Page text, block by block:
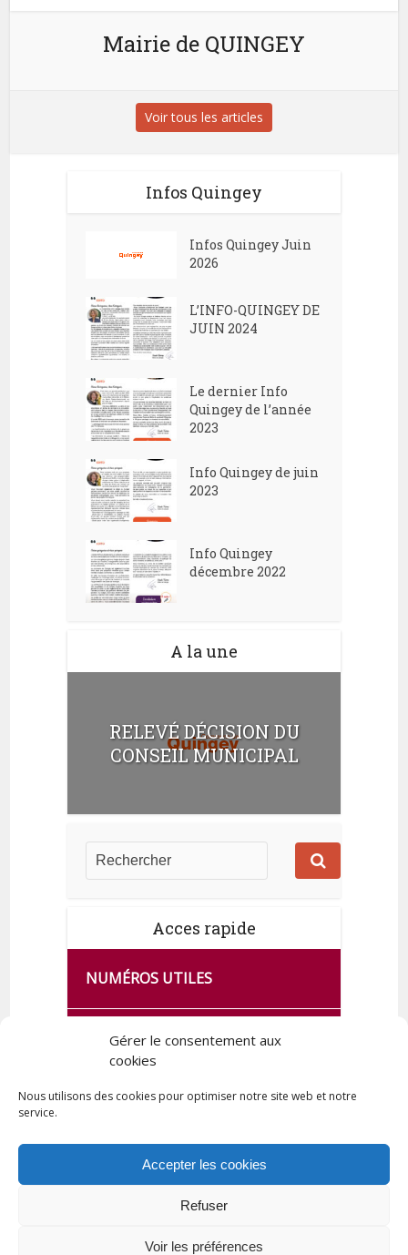
Gérer le consentement aux
cookies
Nous utilisons des cookies pour optimiser notre site web et notre
service.
Accepter les cookies
Refuser
Voir les préférences
Mairie de QUINGEY
Voir tous les articles
Infos Quingey
Infos Quingey Juin
2026
L’INFO-QUINGEY DE
JUIN 2024
Le dernier Info
Quingey de l’année
2023
Info Quingey de juin
2023
Info Quingey
décembre 2022
A la une
RELEVÉ DÉCISION DU
CONSEIL MUNICIPAL
Acces rapide
NUMÉROS UTILES
CA SE PASSE À FRANCE SERVICES
DE QUINGEY
Tous droits réservés © 2023 Commune de Quingey / Création -